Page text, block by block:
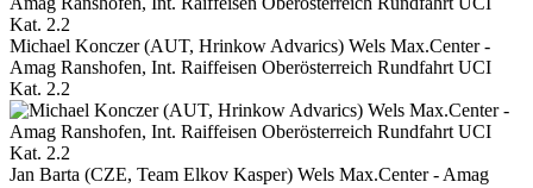
Michael Konczer (AUT, Hrinkow Advarics) Wels Max.Center -
Amag Ranshofen, Int. Raiffeisen Oberösterreich Rundfahrt UCI
Kat. 2.2
Jan Barta (CZE, Team Elkov Kasper) Wels Max.Center - Amag